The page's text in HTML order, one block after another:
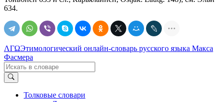
634.
ΛΓΩЭтимологический онлайн-словарь русского языка Макса
Фасмера
Толковые словари